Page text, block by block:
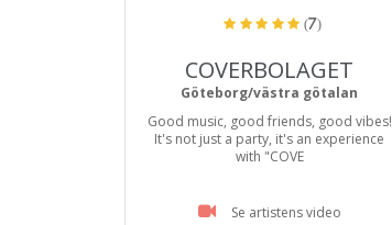
(7)
COVERBOLAGET
Göteborg/västra götalan
Good music, good friends, good vibes!
It's not just a party, it's an experience
with "COVE
Se artistens video